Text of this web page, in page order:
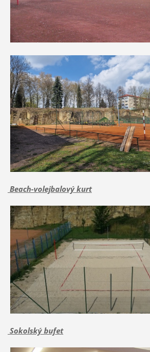
Beach-volejbalový kurt
Sokolský bufet